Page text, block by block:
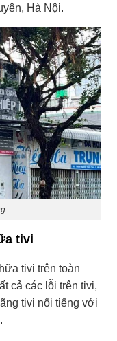
Hà Nội.
tivi
tivi trên toàn
cả các lỗi trên tivi,
tivi nổi tiếng với